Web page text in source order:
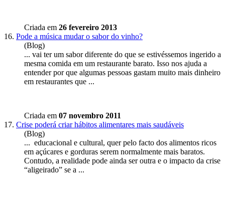
Criada em 26 fevereiro 2013
16. Pode a música mudar o sabor do vinho?
(Blog)
... vai ter um sabor diferente do que se estivéssemos ingerido a
mesma comida em um restaurante barato. Isso nos ajuda a
entender por que algumas pessoas gastam muito mais dinheiro
em restaurantes que ...
Criada em 07 novembro 2011
17. Crise poderá criar hábitos alimentares mais saudáveis
(Blog)
... educacional e cultural, quer pelo facto dos alimentos ricos
em açúcares e gorduras serem normalmente mais baratos.
Contudo, a realidade pode ainda ser outra e o impacto da crise
“aligeirado” se a ...